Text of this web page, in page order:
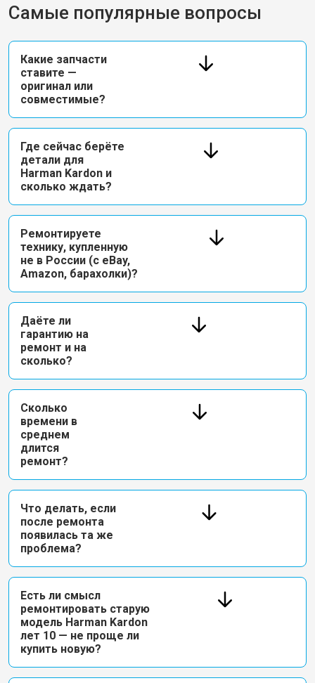
Самые популярные вопросы
Какие запчасти
ставите —
оригинал или
совместимые?
Где сейчас берёте
детали для
Harman Kardon и
сколько ждать?
Ремонтируете
технику, купленную
не в России (с eBay,
Amazon, барахолки)?
Даёте ли
гарантию на
ремонт и на
сколько?
Сколько
времени в
среднем
длится
ремонт?
Что делать, если
после ремонта
появилась та же
проблема?
Есть ли смысл
ремонтировать старую
модель Harman Kardon
лет 10 — не проще ли
купить новую?